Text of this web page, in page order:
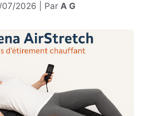
07/2026 Par A G